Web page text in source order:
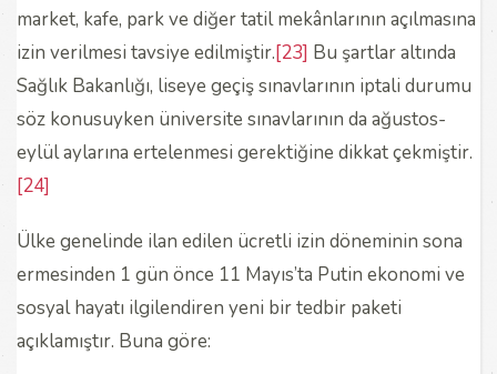
market, kafe, park ve diğer tatil mekânlarının açılmasına
izin verilmesi tavsiye edilmiştir.[23] Bu şartlar altında
Sağlık Bakanlığı, liseye geçiş sınavlarının iptali durumu
söz konusuyken üniversite sınavlarının da ağustos-
eylül aylarına ertelenmesi gerektiğine dikkat çekmiştir.
[24]
Ülke genelinde ilan edilen ücretli izin döneminin sona
ermesinden 1 gün önce 11 Mayıs’ta Putin ekonomi ve
sosyal hayatı ilgilendiren yeni bir tedbir paketi
açıklamıştır. Buna göre: